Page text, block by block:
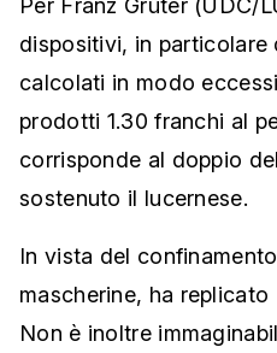
Per Franz Grüter (UDC/
dispositivi, in particolare
calcolati in modo
prodotti 1.30 franchi al
corrisponde al doppio
sostenuto il lucernese.
In vista del
mascherine, ha replicato
Non è inoltre